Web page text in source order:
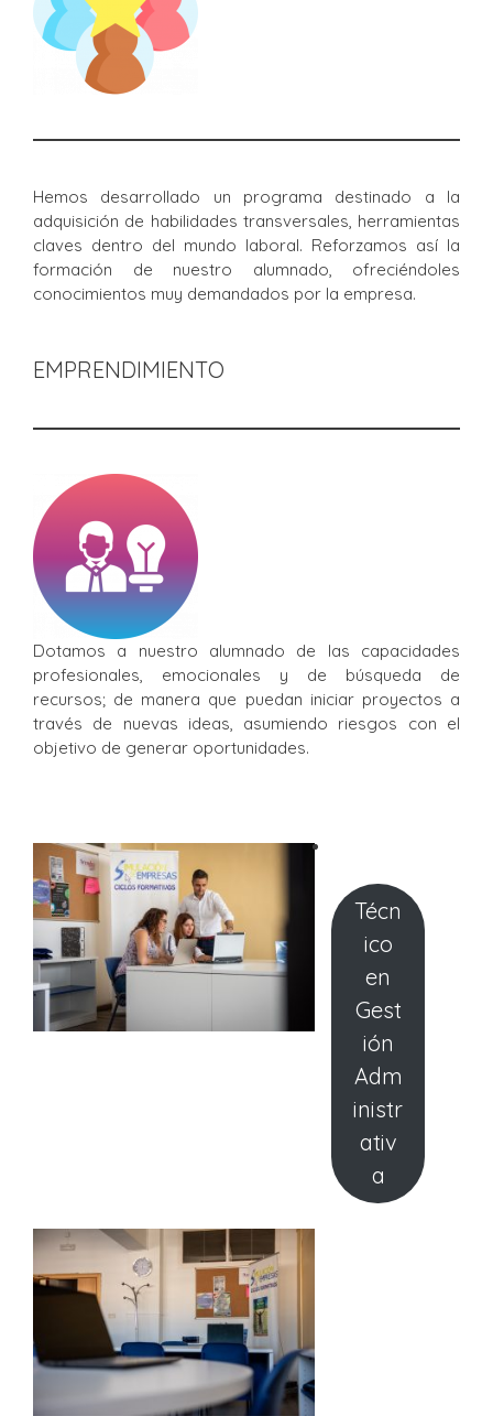
Hemos desarrollado un programa destinado a la
adquisición de habilidades transversales, herramientas
claves dentro del mundo laboral. Reforzamos así la
formación de nuestro alumnado, ofreciéndoles
conocimientos muy demandados por la empresa.
EMPRENDIMIENTO
Dotamos a nuestro alumnado de las capacidades
profesionales, emocionales y de búsqueda de
recursos; de manera que puedan iniciar proyectos a
través de nuevas ideas, asumiendo riesgos con el
objetivo de generar oportunidades.
Técn
ico
en
Gest
ión
Adm
inistr
ativ
a